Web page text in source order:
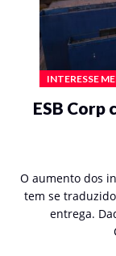
INTERESSE
ESB Corp
O aumento dos
tem se
entrega.